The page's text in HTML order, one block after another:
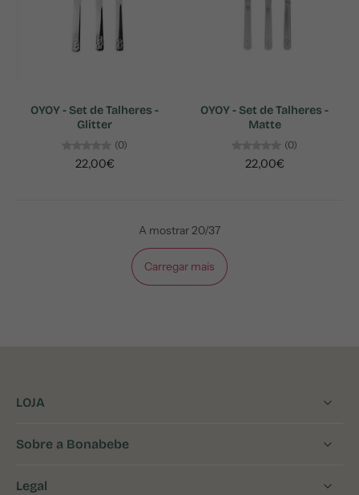
OYOY - Set de Talheres -
Glitter
(0)
22,00€
OYOY - Set de Talheres -
Matte
(0)
22,00€
A mostrar 20/37
Carregar mais
LOJA
Sobre a Bonabebe
Legal